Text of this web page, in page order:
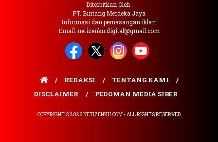
Diterbitkan Oleh :
PT. Bintang Merdeka Jaya
Informasi dan pemasangan iklan:
Email: netizenku.digital@gmail.com
REDAKSI
TENTANG KAMI
DISCLAIMER
PEDOMAN MEDIA SIBER
COPYRIGHT © 2026 NETIZENKU.COM - ALL RIGHTS RESERVED